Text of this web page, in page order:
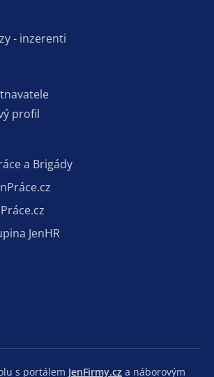
- inzerenti
profil
a Brigády
JenHR
s portálem JenFirmy.cz a náborovým